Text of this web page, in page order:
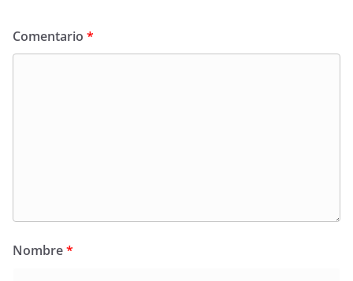
Comentario *
Nombre*